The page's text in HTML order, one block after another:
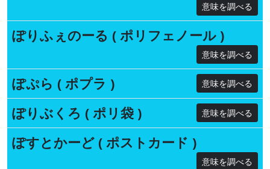
意味を調べる
ぽりふぇのーる ( ポリフェノール )
意味を調べる
ぽぷら ( ポプラ ) 意味を調べる
ぽりぶくろ ( ポリ袋 ) 意味を調べる
ぽすとかーど ( ポストカード )
意味を調べる